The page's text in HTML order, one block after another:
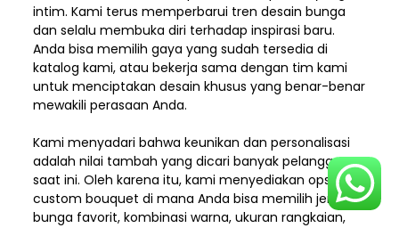
intim. Kami terus memperbarui tren desain bunga
dan selalu membuka diri terhadap inspirasi baru.
Anda bisa memilih gaya yang sudah tersedia di
katalog kami, atau bekerja sama dengan tim kami
untuk menciptakan desain khusus yang benar-benar
mewakili perasaan Anda.
Kami menyadari bahwa keunikan dan personalisasi
adalah nilai tambah yang dicari banyak pelanggan
saat ini. Oleh karena itu, kami menyediakan opsi
custom bouquet di mana Anda bisa memilih jenis
bunga favorit, kombinasi warna, ukuran rangkaian,